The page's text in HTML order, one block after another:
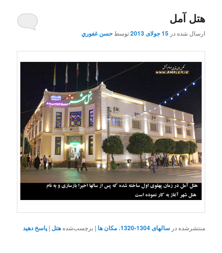
هتل آمل
ارسال شده در15 جولای 2013 توسطحسن غفوري
منتشرشده در سالهای 1304-1320 ،مکان ها |برچسب‌شده هتل |پاسخ دهید